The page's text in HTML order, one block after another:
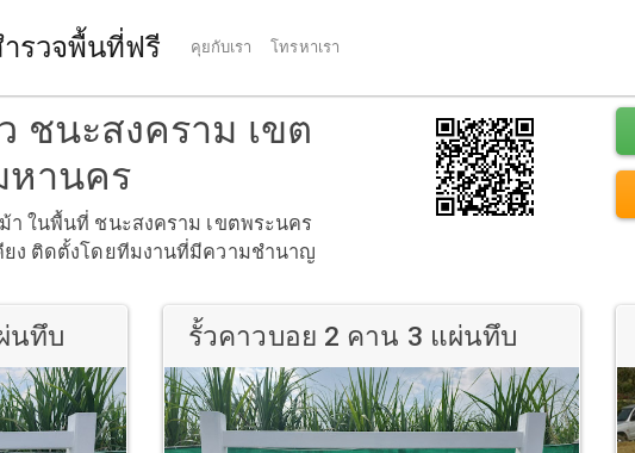
รวจพื้นที่ฟรี คุยกับเรา โทรหาเรา
ชนะสงคราม เขต
หานคร
า ในพื้นที่ ชนะสงคราม เขตพระนคร
ยง ติดตั้งโดยทีมงานที่มีความชำนาญ
นทึบ รั้วคาวบอย 2 คาน 3 แผ่นทึบ